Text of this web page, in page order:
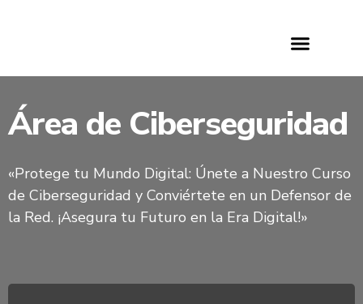
Área de Ciberseguridad
«Protege tu Mundo Digital: Únete a Nuestro Curso
de Ciberseguridad y Conviértete en un Defensor de
la Red. ¡Asegura tu Futuro en la Era Digital!»